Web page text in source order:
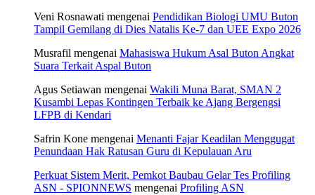
Veni Rosnawati mengenai Pendidikan Biologi UMU Buton
Tampil Gemilang di Dies Natalis Ke-7 dan UEE Expo 2026
Musrafil mengenai Mahasiswa Hukum Asal Buton Angkat
Suara Terkait Aspal Buton
Agus Setiawan mengenai Wakili Muna Barat, SMAN 2
Kusambi Lepas Kontingen Terbaik ke Ajang Bergengsi
LFPB di Kendari
Safrin Kone mengenai Menanti Fajar Keadilan Menggugat
Penundaan Hak Ratusan Guru di Kepulauan Aru
Perkuat Sistem Merit, Pemkot Baubau Gelar Tes Profiling
ASN - SPIONNEWS mengenai Profiling ASN